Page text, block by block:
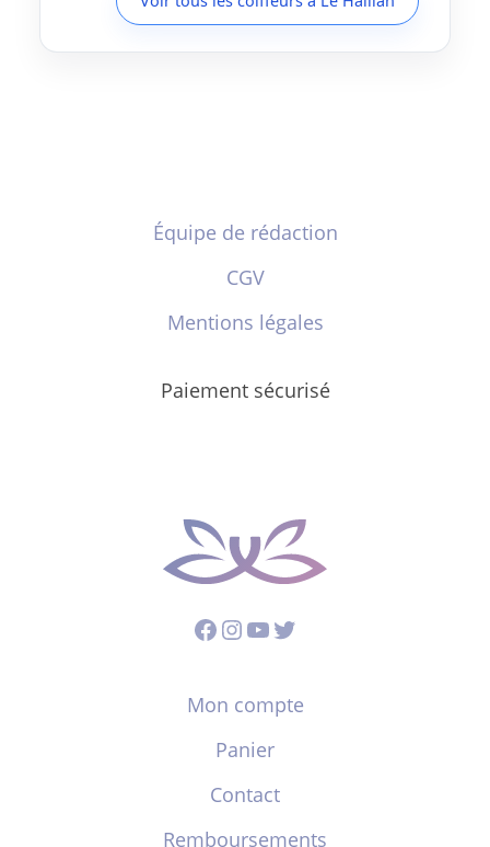
Équipe de rédaction
CGV
Mentions légales
Paiement sécurisé
Facebook
Instagram
YouTube
Twitter
Mon compte
Panier
Contact
Remboursements